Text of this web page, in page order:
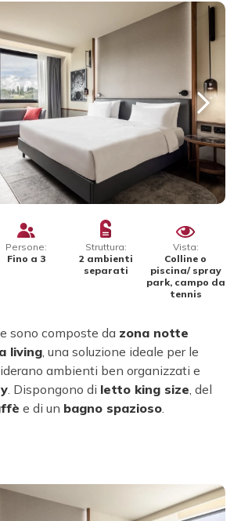
Persone:
Fino a 3
Struttura:
2 ambienti
separati
Vista:
Colline o
piscina/ spray
park, campo da
tennis
sono composte da zona notte
living , una soluzione ideale per le
ambienti ben organizzati e
. Dispongono di letto king size , del
e di un bagno spazioso